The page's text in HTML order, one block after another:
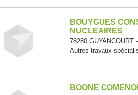
BOUYGUES
NUCLEAIRES
78280 GUYANCOURT
Autres travaux
BOONE